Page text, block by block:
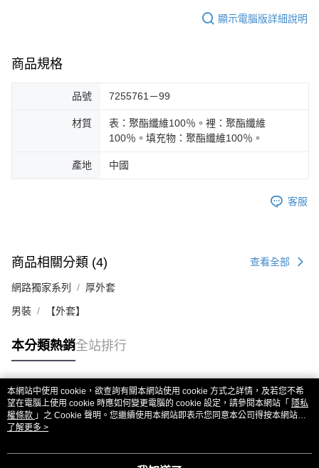
顯示電腦版詳細說明
商品規格
品號 7255761－99
材質
表：聚酯纖維100％。裡：聚酯纖維
100％。填充物：聚酯纖維100％。
產地 中國
客服
商品相關分類 (4) 查看全部
網路獨家系列 厚外套
男裝 【外套】
本分類熱銷全站排行
熱門標籤
本網站中使用 cookie，欲查詢有關本網站使用 cookie 方式之詳情，及若您不希
望在電腦上使用 cookie 時應如何變更電腦的 cookie 設定，請參閱本網站「 隱私
權條款 」之 Cookie 聲明。您繼續使用本網站即表示您同意本公司得按本網站使
用條款之 Cookie 聲明使用 cookie。
了解更多 >